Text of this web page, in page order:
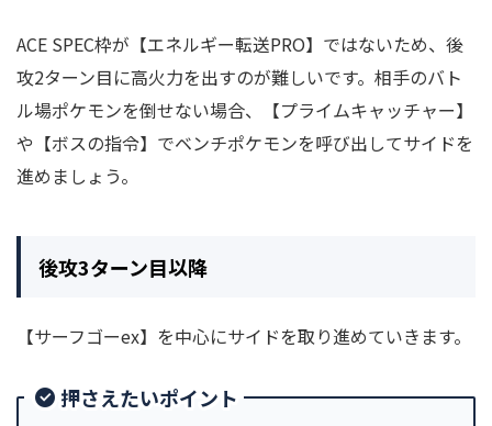
ACE SPEC枠が【エネルギー転送PRO】ではないため、後
攻2ターン目に高火力を出すのが難しいです。相手のバト
ル場ポケモンを倒せない場合、【プライムキャッチャー】
や【ボスの指令】でベンチポケモンを呼び出してサイドを
進めましょう。
後攻3ターン目以降
【サーフゴーex】を中心にサイドを取り進めていきます。
押さえたいポイント